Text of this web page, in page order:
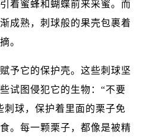
着蜜蜂和蝴蝶前来采蜜。而
成熟，刺球般的果壳包裹着
。
予它的保护壳。这些刺球坚
试图侵犯它的生物：“不要
刺球，保护着里面的栗子免
。每一颗栗子，都像是被精